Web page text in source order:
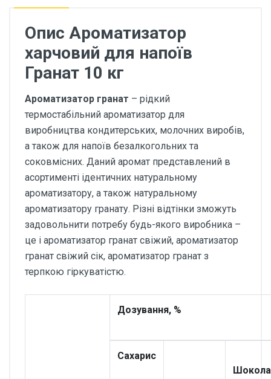
Опис Ароматизатор
харчовий для напоїв
Гранат 10 кг
Ароматизатор гранат – рідкий
термостабільний ароматизатор для
виробництва кондитерських, молочних виробів,
а також для напоїв безалкогольних та
соковмісних. Даний аромат представлений в
асортименті ідентичних натуральному
ароматизатору, а також натуральному
ароматизатору гранату. Різні відтінки зможуть
задовольнити потребу будь-якого виробника –
це і ароматизатор гранат свіжий, ароматизатор
гранат свіжий сік, ароматизатор гранат з
терпкою гіркуватістю.
Дозування, %
Сахарис